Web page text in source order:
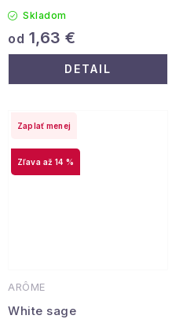
Skladom
od 1,63 €
DETAIL
ARÔME
White sage
až 14 %
Zaplať menej